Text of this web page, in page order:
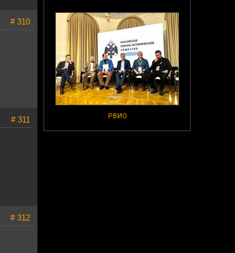
РВИО
# 310
# 311
# 312